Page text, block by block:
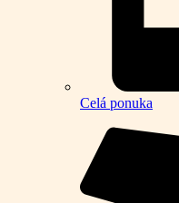
Celá ponuka